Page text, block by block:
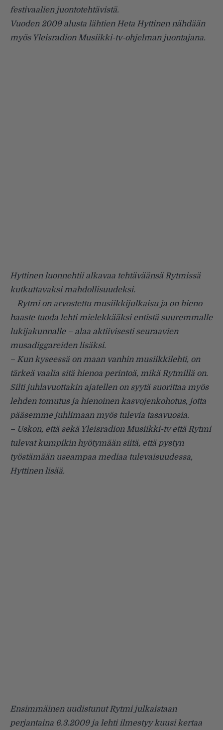
festivaalien juontotehtävistä.
Vuoden 2009 alusta lähtien Heta Hyttinen nähdään
myös Yleisradion Musiikki-tv-ohjelman juontajana.
Hyttinen luonnehtii alkavaa tehtäväänsä Rytmissä
kutkuttavaksi mahdollisuudeksi.
– Rytmi on arvostettu musiikkijulkaisu ja on hieno
haaste tuoda lehti mielekkääksi entistä suuremmalle
lukijakunnalle – alaa aktiivisesti seuraavien
musadiggareiden lisäksi.
– Kun kyseessä on maan vanhin musiikkilehti, on
tärkeä vaalia sitä hienoa perintoä, mikä Rytmillä on.
Silti juhlavuottakin ajatellen on syytä suorittaa myös
lehden tomutus ja hienoinen kasvojenkohotus, jotta
pääsemme juhlimaan myös tulevia tasavuosia.
– Uskon, että sekä Yleisradion Musiikki-tv että Rytmi
tulevat kumpikin hyötymään siitä, että pystyn
työstämään useampaa mediaa tulevaisuudessa,
Hyttinen lisää.
Ensimmäinen uudistunut Rytmi julkaistaan
perjantaina 6.3.2009 ja lehti ilmestyy kuusi kertaa